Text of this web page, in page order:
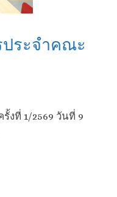
ระจำคณะ
งที่ 1/2569 วันที่ 9